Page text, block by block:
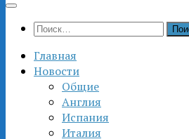
Найти:
Главная
Новости
Общие
Англия
Испания
Италия